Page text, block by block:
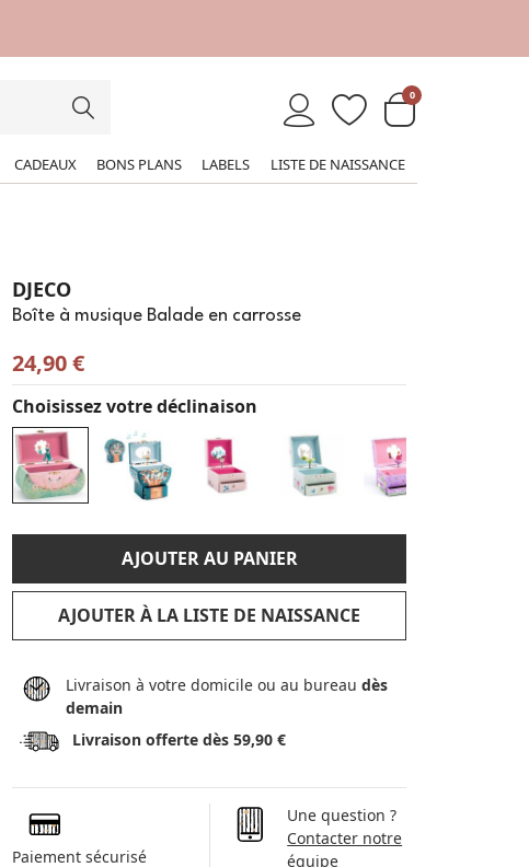
0
CADEAUX BONS PLANS LABELS LISTE DE NAISSANCE
DJECO
Boîte à musique Balade en carrosse
24,90 €
Choisissez votre déclinaison
AJOUTER AU PANIER
AJOUTER À LA LISTE DE NAISSANCE
Livraison à votre domicile ou au bureaudès
demain
Livraison offerte dès 59,90 €
Paiement sécurisé
Une question ?
Contacter notre
équipe